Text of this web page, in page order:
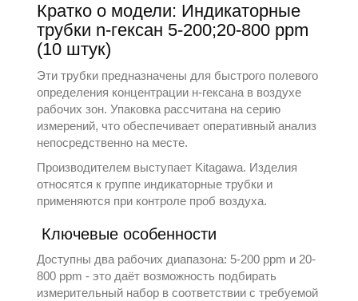
Кратко о модели: Индикаторные
трубки n-гексан 5-200;20-800 ppm
(10 штук)
Эти трубки предназначены для быстрого полевого
определения концентрации н‑гексана в воздухе
рабочих зон. Упаковка рассчитана на серию
измерений, что обеспечивает оперативный анализ
непосредственно на месте.
Производителем выступает Kitagawa. Изделия
относятся к группе индикаторные трубки и
применяются при контроле проб воздуха.
Ключевые особенности
Доступны два рабочих диапазона: 5-200 ppm и 20-
800 ppm - это даёт возможность подбирать
измерительный набор в соответствии с требуемой